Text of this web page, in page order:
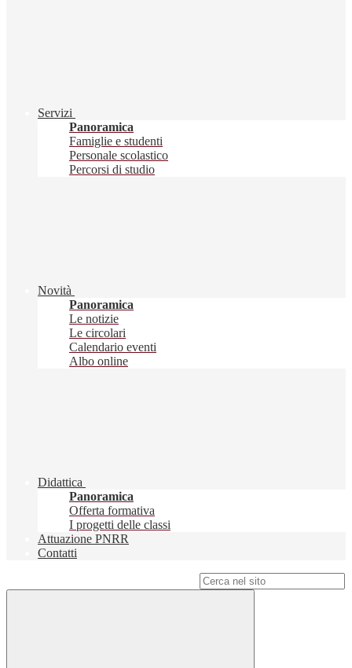
Servizi
Panoramica
Famiglie e studenti
Personale scolastico
Percorsi di studio
Novità
Panoramica
Le notizie
Le circolari
Calendario eventi
Albo online
Didattica
Panoramica
Offerta formativa
I progetti delle classi
Attuazione PNRR
Contatti